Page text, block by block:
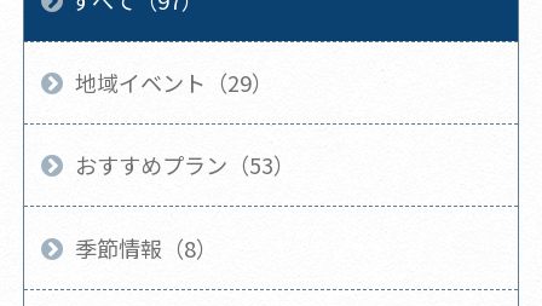
地域イベント（29）
おすすめプラン（53）
季節情報（8）